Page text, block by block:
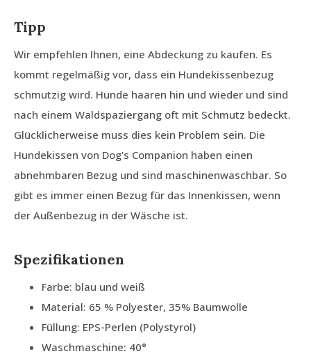
Tipp
Wir empfehlen Ihnen, eine Abdeckung zu kaufen. Es
kommt regelmäßig vor, dass ein Hundekissenbezug
schmutzig wird. Hunde haaren hin und wieder und sind
nach einem Waldspaziergang oft mit Schmutz bedeckt.
Glücklicherweise muss dies kein Problem sein. Die
Hundekissen von Dog's Companion haben einen
abnehmbaren Bezug und sind maschinenwaschbar. So
gibt es immer einen Bezug für das Innenkissen, wenn
der Außenbezug in der Wäsche ist.
Spezifikationen
Farbe: blau und weiß
Material: 65 % Polyester, 35% Baumwolle
Füllung: EPS-Perlen (Polystyrol)
Waschmaschine: 40°